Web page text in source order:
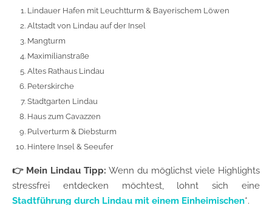
Lindauer Hafen mit Leuchtturm & Bayerischem Löwen
Altstadt von Lindau auf der Insel
Mangturm
Maximilianstraße
Altes Rathaus Lindau
Peterskirche
Stadtgarten Lindau
Haus zum Cavazzen
Pulverturm & Diebsturm
Hintere Insel & Seeufer
👉 Mein Lindau Tipp:Wenn du möglichst viele Highlights
stressfrei entdecken möchtest, lohnt sich eine
Stadtführung durch Lindau mit einem Einheimischen*.